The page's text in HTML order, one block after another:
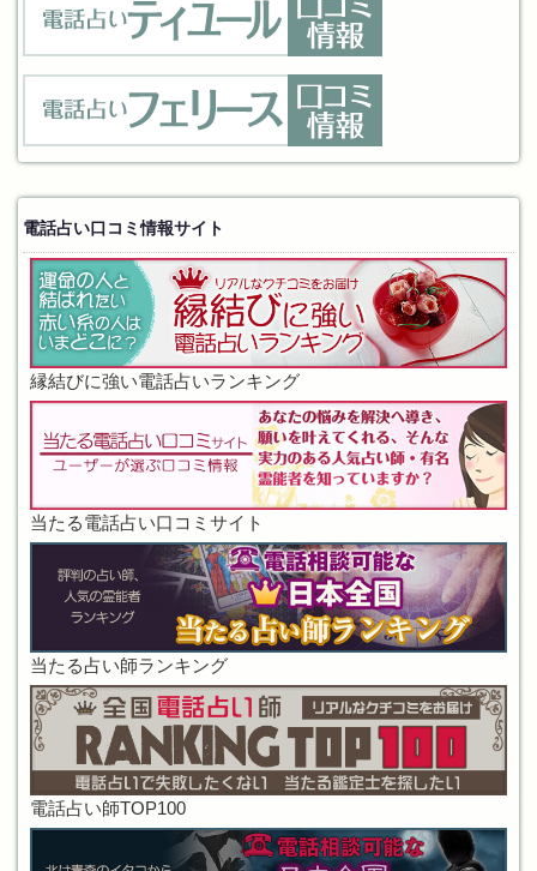
電話占い口コミ情報サイト
縁結びに強い電話占いランキング
当たる電話占い口コミサイト
当たる占い師ランキング
電話占い師TOP100